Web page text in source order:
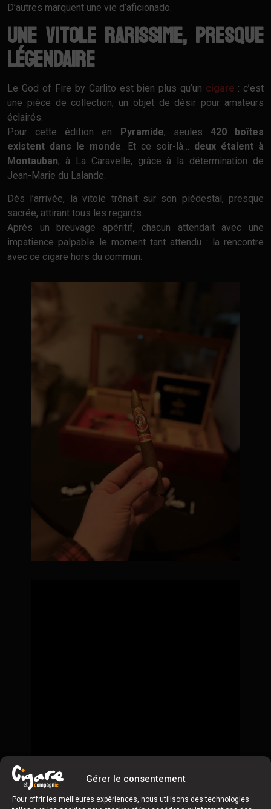
Gérer le consentement
Pour offrir les meilleures expériences, nous utilisons des technologies
D’autres marquent une vie d’aficionado.
Une vitole rarissime, presque
légendaire
Le God of Fire by Carlito est bien plus qu’un cigare : c’est
une pièce de collection, un objet de désir pour amateurs
éclairés.
Pour cette édition en Pyramide, seules 420 boîtes
existent dans le monde . Et ce soir-là… deux étaient à
Montauban, à La Caravelle, grâce à la détermination de
Jean-Marie du Lalande.
Dès l’arrivée, la vitole trônait sur son piédestal, presque
sacrée, attirant tous les regards.
Après un breuvage apéritif, chacun attendait avec une
impatience palpable le moment tant attendu : la rencontre
avec ce cigare hors du commun.